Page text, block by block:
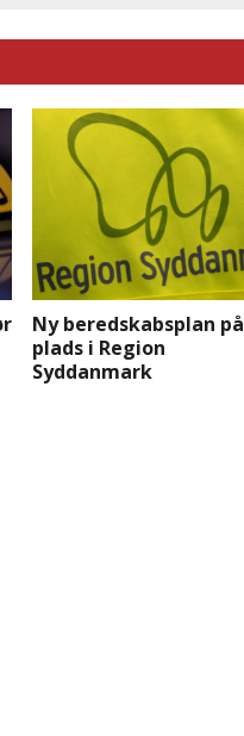
Ny beredskabsplan på
plads i Region
Syddanmark